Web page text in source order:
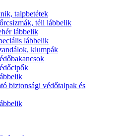
talpbetétek
téli lábbelik
lábbelik
lábbelik
klumpák
biztonsági védőtalpak és